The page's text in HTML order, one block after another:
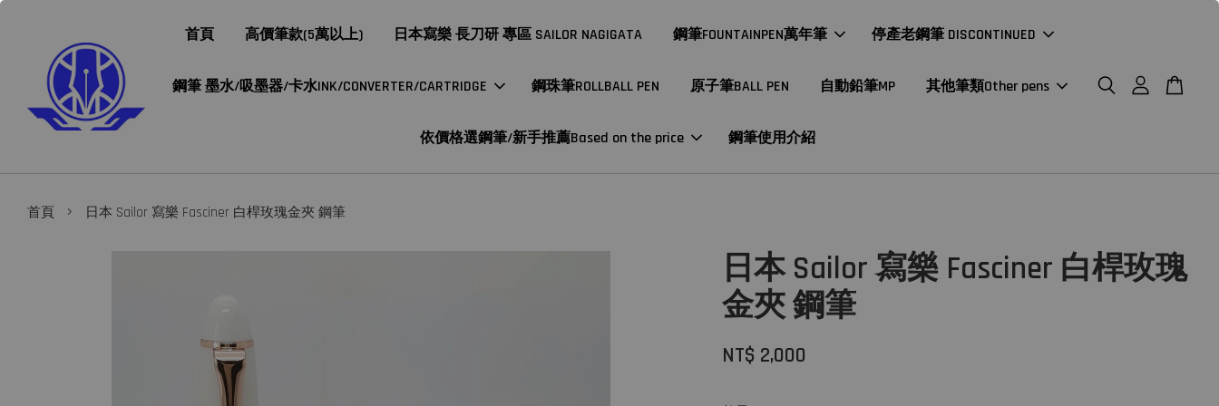
首頁 高價筆款(5萬以上) 日本寫樂 長刀研 專區 SAILOR NAGIGATA 鋼筆FOUNTAINPEN萬年筆 停產老鋼筆 DISCONTINUED
鋼筆 墨水/吸墨器/卡水INK/CONVERTER/CARTRIDGE 鋼珠筆ROLLBALL PEN 原子筆BALL PEN 自動鉛筆MP 其他筆類Other pens
依價格選鋼筆/新手推薦Based on the price 鋼筆使用介紹
首頁 › 日本 Sailor 寫樂 Fasciner 白桿玫瑰金夾 鋼筆
日本 Sailor 寫樂 Fasciner 白桿玫瑰
金夾 鋼筆
NT$ 2,000